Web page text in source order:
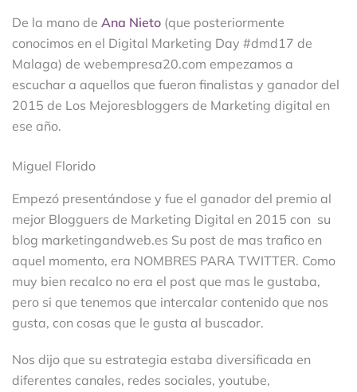
De la mano de Ana Nieto (que posteriormente
conocimos en el Digital Marketing Day #dmd17 de
Malaga) de webempresa20.com empezamos a
escuchar a aquellos que fueron finalistas y ganador del
2015 de Los Mejoresbloggers de Marketing digital en
ese año.
Miguel Florido
Empezó presentándose y fue el ganador del premio al
mejor Blogguers de Marketing Digital en 2015 con su
blog marketingandweb.es Su post de mas trafico en
aquel momento, era NOMBRES PARA TWITTER. Como
muy bien recalco no era el post que mas le gustaba,
pero si que tenemos que intercalar contenido que nos
gusta, con cosas que le gusta al buscador.
Nos dijo que su estrategia estaba diversificada en
diferentes canales, redes sociales, youtube,